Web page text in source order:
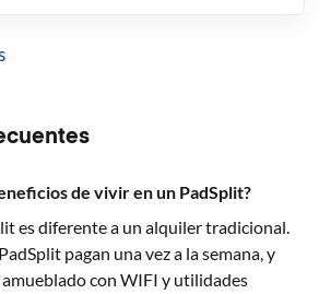
de vivir en un PadSplit?
es diferente a un alquiler tradicional.
pagan una vez a la semana, y
con WIFI y utilidades